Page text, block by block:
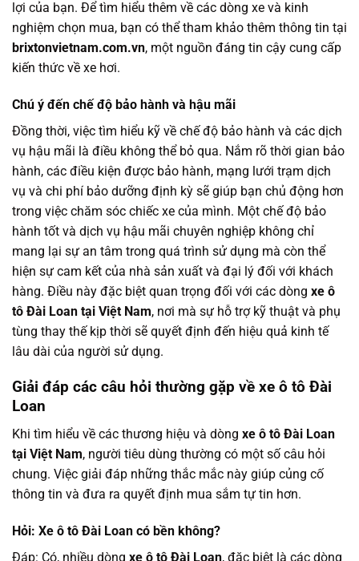
lợi của bạn. Để tìm hiểu thêm về các dòng xe và kinh
nghiệm chọn mua, bạn có thể tham khảo thêm thông tin tại
brixtonvietnam.com.vn, một nguồn đáng tin cậy cung cấp
kiến thức về xe hơi.
Chú ý đến chế độ bảo hành và hậu mãi
Đồng thời, việc tìm hiểu kỹ về chế độ bảo hành và các dịch
vụ hậu mãi là điều không thể bỏ qua. Nắm rõ thời gian bảo
hành, các điều kiện được bảo hành, mạng lưới trạm dịch
vụ và chi phí bảo dưỡng định kỳ sẽ giúp bạn chủ động hơn
trong việc chăm sóc chiếc xe của mình. Một chế độ bảo
hành tốt và dịch vụ hậu mãi chuyên nghiệp không chỉ
mang lại sự an tâm trong quá trình sử dụng mà còn thể
hiện sự cam kết của nhà sản xuất và đại lý đối với khách
hàng. Điều này đặc biệt quan trọng đối với các dòng xe ô
tô Đài Loan tại Việt Nam, nơi mà sự hỗ trợ kỹ thuật và phụ
tùng thay thế kịp thời sẽ quyết định đến hiệu quả kinh tế
lâu dài của người sử dụng.
Giải đáp các câu hỏi thường gặp về xe ô tô Đài
Loan
Khi tìm hiểu về các thương hiệu và dòng xe ô tô Đài Loan
tại Việt Nam, người tiêu dùng thường có một số câu hỏi
chung. Việc giải đáp những thắc mắc này giúp củng cố
thông tin và đưa ra quyết định mua sắm tự tin hơn.
Hỏi: Xe ô tô Đài Loan có bền không?
Đáp: Có, nhiều dòng xe ô tô Đài Loan, đặc biệt là các dòng